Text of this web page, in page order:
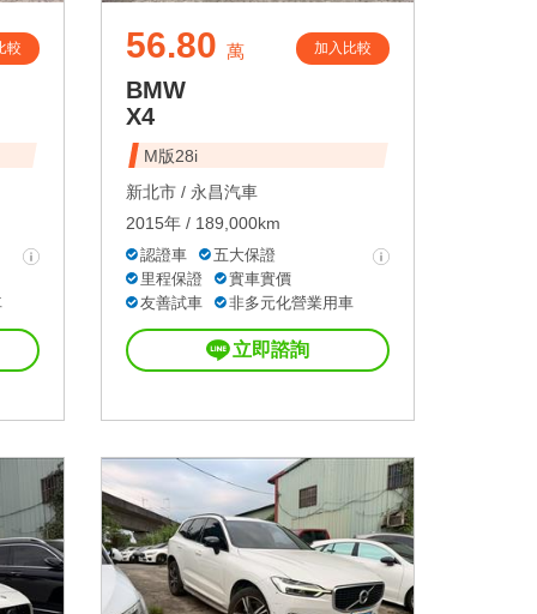
較 56.80 萬 加入比較
BMW
X4
M版28i
新北市 / 永昌汽車
2015年 / 189,000km
認證車
五大保證
里程保證
實車實價
友善試車
非多元化營業用車
立即諮詢